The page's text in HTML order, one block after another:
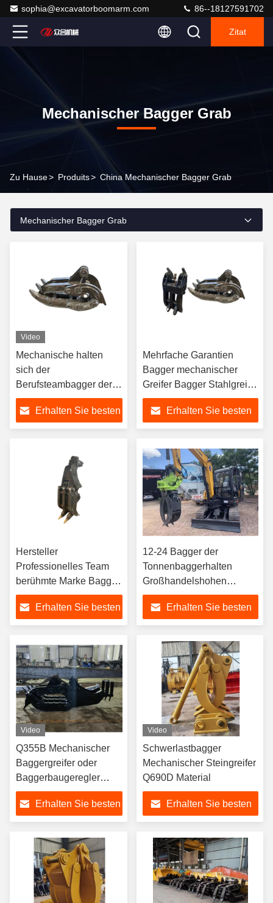
sophia@excavatorboomarm.com 86--18127591702
Zitat
Mechanischer Bagger Grab
Zu Hause> Produits> China Mechanischer Bagger Grab
Mechanischer Bagger Grab
Video
Mechanische halten
sich der
Berufsteambagger der
Zubehörhohen qualität
für Minibagger fest
Erhalten Sie besten
Mehrfache Garantien
Bagger mechanischer
Greifer Bagger Stahlgreifer
für ZX250, PC300 PC
Sanny Hitachi Komatsu
usw.
Erhalten Sie besten
Hersteller
Professionelles Team
berühmte Marke Bagger
mechanischer Greifer für
Sanny Hitachi Komatsu
PC Etc
Erhalten Sie besten
12-24 Bagger der
Tonnenbaggerhalten
Großhandelshohen
qualität Holz festhalten
hydraulisches sich
festhalten fest
Erhalten Sie besten
Video
Q355B Mechanischer
Baggergreifer oder
Baggerbaugeregler
Q355B/Q690D
Erhalten Sie besten
Video
Schwerlastbagger
Mechanischer Steingreifer
Q690D Material
Erhalten Sie besten